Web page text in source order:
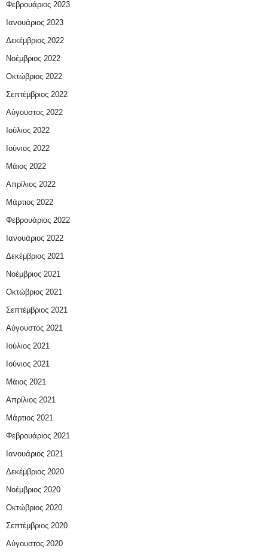
Φεβρουάριος 2023
Ιανουάριος 2023
Δεκέμβριος 2022
Νοέμβριος 2022
Οκτώβριος 2022
Σεπτέμβριος 2022
Αύγουστος 2022
Ιούλιος 2022
Ιούνιος 2022
Μάιος 2022
Απρίλιος 2022
Μάρτιος 2022
Φεβρουάριος 2022
Ιανουάριος 2022
Δεκέμβριος 2021
Νοέμβριος 2021
Οκτώβριος 2021
Σεπτέμβριος 2021
Αύγουστος 2021
Ιούλιος 2021
Ιούνιος 2021
Μάιος 2021
Απρίλιος 2021
Μάρτιος 2021
Φεβρουάριος 2021
Ιανουάριος 2021
Δεκέμβριος 2020
Νοέμβριος 2020
Οκτώβριος 2020
Σεπτέμβριος 2020
Αύγουστος 2020